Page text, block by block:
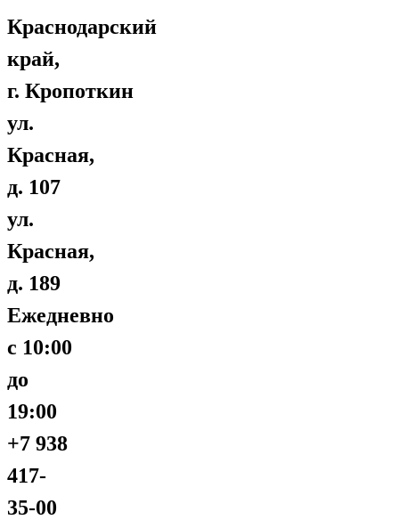
Краснодарский
край,
г. Кропоткин
ул.
Красная,
д. 107
ул.
Красная,
д. 189
Ежедневно
с 10:00
до
19:00
+7 938
417-
35-00